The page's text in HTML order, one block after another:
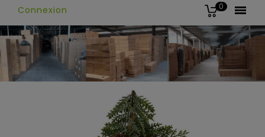

0
Connexion